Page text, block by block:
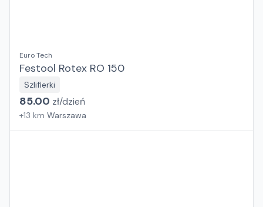
Euro Tech
Festool Rotex RO 150
Szlifierki
85.00 zł/dzień
+13 km Warszawa